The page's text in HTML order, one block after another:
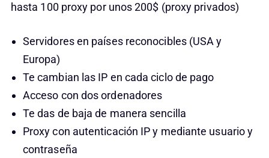
hasta 100 proxy por unos 200$ (proxy privados)
Servidores en países reconocibles (USA y
Europa)
Te cambian las IP en cada ciclo de pago
Acceso con dos ordenadores
Te das de baja de manera sencilla
Proxy con autenticación IP y mediante usuario y
contraseña